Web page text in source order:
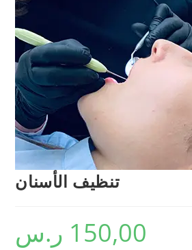
تنظيف الأسنان
150,00 ر.س